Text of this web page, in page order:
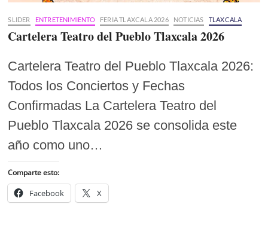
SLIDER ENTRETENIMIENTO FERIA TLAXCALA 2026 NOTICIAS TLAXCALA
Cartelera Teatro del Pueblo Tlaxcala 2026
Cartelera Teatro del Pueblo Tlaxcala 2026:
Todos los Conciertos y Fechas
Confirmadas La Cartelera Teatro del
Pueblo Tlaxcala 2026 se consolida este
año como uno…
Comparte esto:
Facebook X